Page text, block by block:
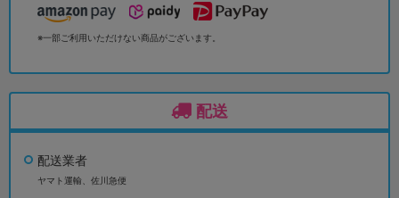
※一部ご利用いただけない商品がございます。
配送
配送業者
ヤマト運輸、佐川急便